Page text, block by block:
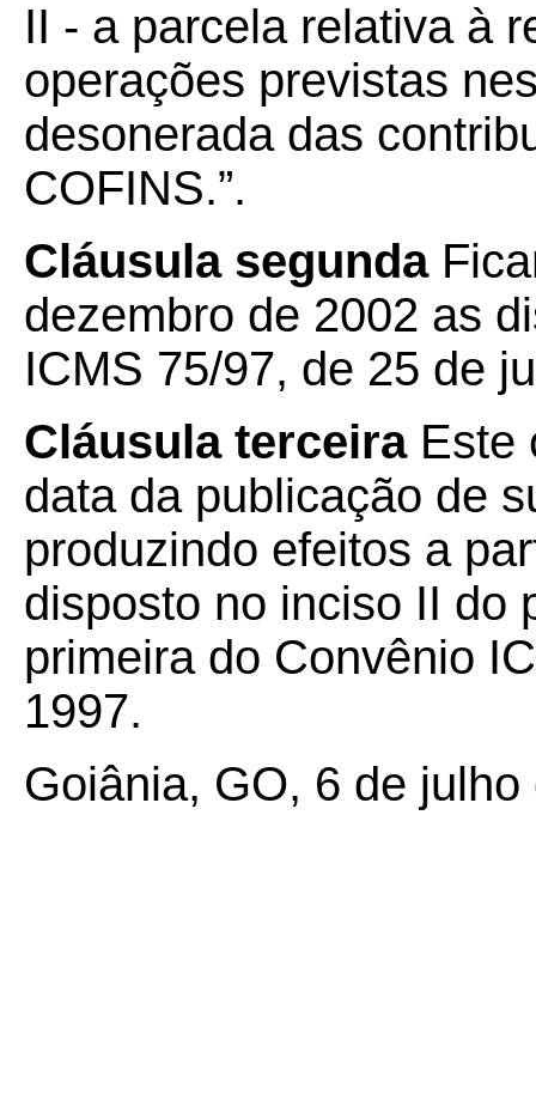
II - a parcela relativa à
operações previstas
desonerada das
COFINS.”.
Cláusula segunda
dezembro de 2002 as
ICMS 75/97, de 25 de
Cláusula terceira Este
data da publicação de
produzindo efeitos a
disposto no inciso II do
primeira do Convênio
1997.
Goiânia, GO, 6 de julho